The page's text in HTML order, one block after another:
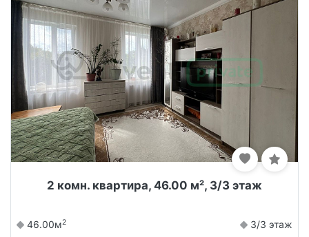
2 комн. квартира, 46.00 м², 3/3 этаж
46.00м2
3/3 этаж